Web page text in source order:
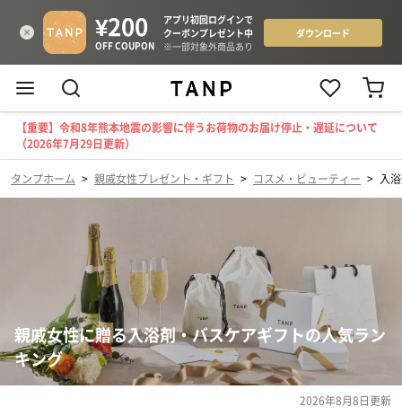
【重要】令和8年熊本地震の影響に伴うお荷物のお届け停止・遅延について
（2026年7月29日更新）
タンプホーム > 親戚女性プレゼント・ギフト > コスメ・ビューティー > 入
親戚女性に贈る入浴剤・バスケアギフトの人気ラン
キング
2026年8月8日更新